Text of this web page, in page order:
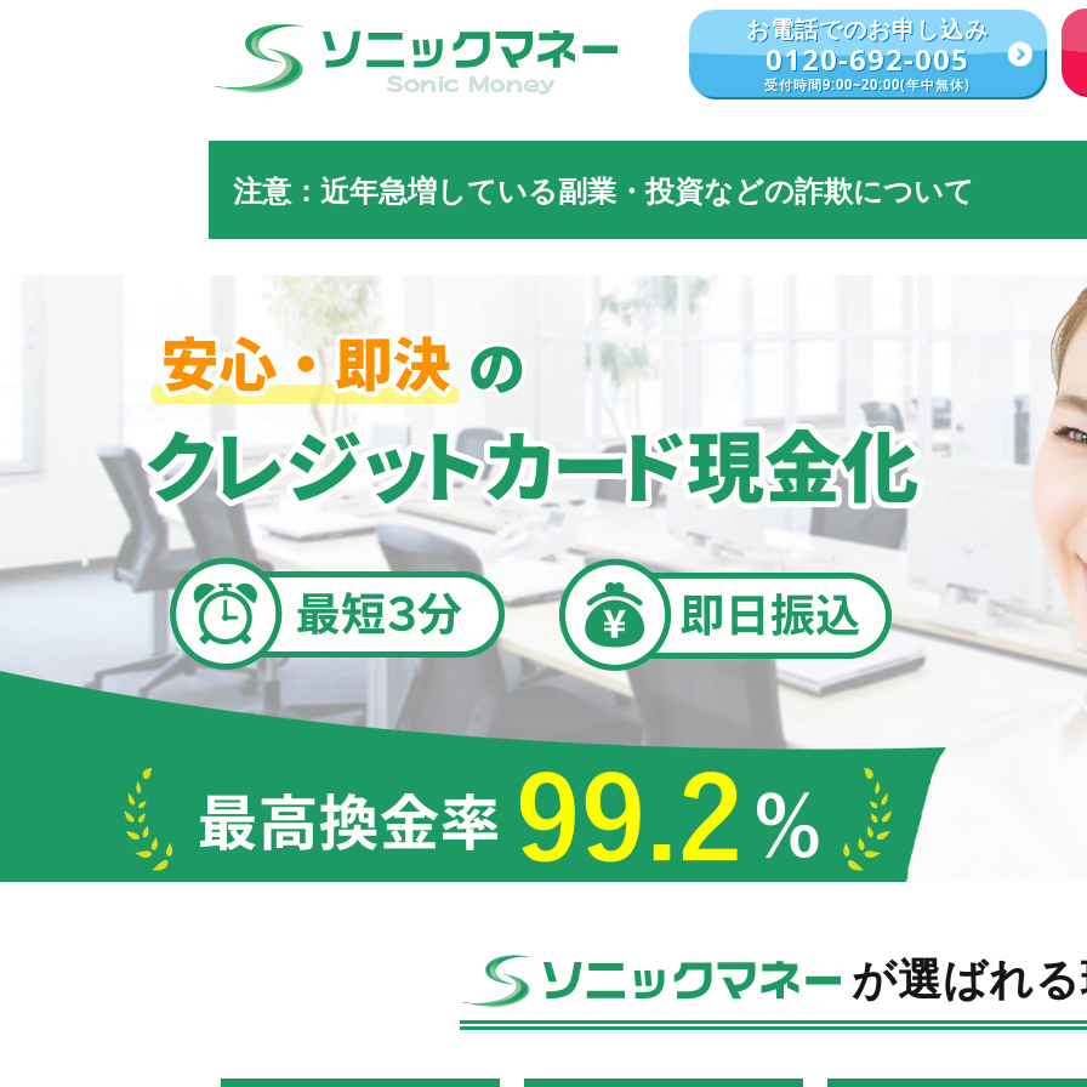
お電話でのお申し込み
0120-692-005
受付時間9:00~20:00(年中無休)
注意：近年急増している副業・投資などの詐欺について
・X（旧Twitter）・Instagram・投資サイト・副業サイト等で資金を調達するために弊社お申込みフォームを案
・当サイトの利用に際して身分証やクレジットカードの偽造をして申込をする
等、大変悪質な事案が発生しております。
資金調達のために弊社を紹介された場合は詐欺の可能性が高いです
※弊社は投資や副業関連の業者とは一切関わりはありません
今後も悪質性の高い事案が、弊社で発生した場合は
警察からの捜査協力依頼には全面的に協力させて頂きます。
申込者本人に犯罪の認識がなくても行動に移すだけでも、犯罪加害者として取り扱われ、刑事・民事両面での
ご自身が加害者にならないため、詐欺行為への加担は絶対におやめください！！
が選ばれ